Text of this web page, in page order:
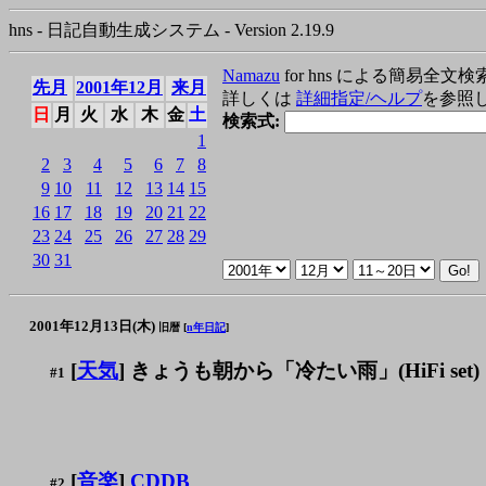
hns - 日記自動生成システム - Version 2.19.9
先月 2001年12月
来月
日
月 火 水 木 金 土
1
2
3 4 5 6 7
8
9 10 11 12 13 14 15
16 17 18 19 20 21 22
23 24 25 26 27 28 29
30 31
Namazu for hns による簡易全文検
詳しくは 詳細指定/ヘルプを参照
検索式:
2001年12月13日(木) 旧暦 [n年日記]
#1 [天気] きょうも朝から「冷たい雨」(HiFi set)